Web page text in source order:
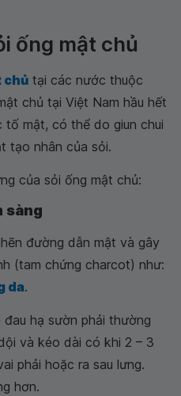
ống mật chủ
chủ tại các nước thuộc
chủ tại Việt Nam hầu hết
tố mật, có thể do giun chui
tạo nhân của sỏi.
của sỏi ống mật chủ:
sàng
đường dẫn mật và gây
(tam chứng charcot) như:
da.
đau hạ sườn phải thường
và kéo dài có khi 2 – 3
phải hoặc ra sau lưng.
hơn.